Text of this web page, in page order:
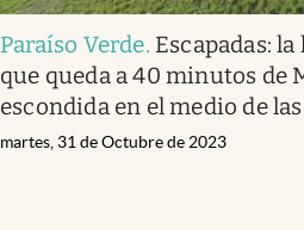
Paraíso Verde. Escapadas:
que queda a 40 minutos de
escondida en el medio de
martes, 31 de Octubre de 2023